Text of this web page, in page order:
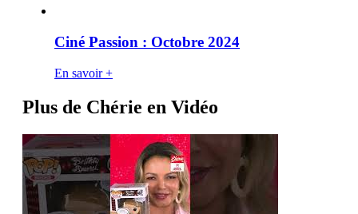
Ciné Passion : Octobre 2024
En savoir +
Plus de Chérie en Vidéo